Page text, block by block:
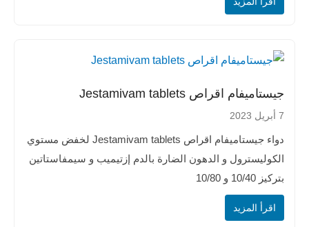
جيستاميفام اقراص Jestamivam tablets
7 أبريل 2023
دواء جيستاميفام اقراص Jestamivam tablets لخفض مستوي
الكوليسترول و الدهون الضارة بالدم إزتيميب و سيمفاستاتين
بتركيز 10/40 و 10/80
اقرأ المزيد